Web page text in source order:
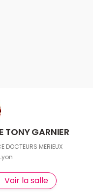
TONY GARNIER
DOCTEURS MERIEUX
Voir la salle